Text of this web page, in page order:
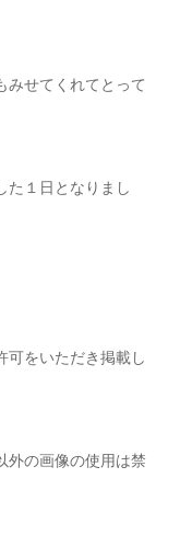
みせてくれてとって
た１日となりまし
可をいただき掲載し
外の画像の使用は禁